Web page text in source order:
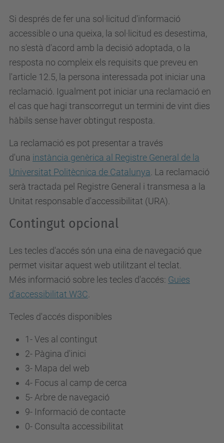
Si després de fer una sol·licitud d'informació
accessible o una queixa, la sol·licitud es desestima,
no s'està d'acord amb la decisió adoptada, o la
resposta no compleix els requisits que preveu en
l'article 12.5, la persona interessada pot iniciar una
reclamació. Igualment pot iniciar una reclamació en
el cas que hagi transcorregut un termini de vint dies
hàbils sense haver obtingut resposta.
La reclamació es pot presentar a través
d'una instància genèrica al Registre General de la
Universitat Politècnica de Catalunya . La reclamació
serà tractada pel Registre General i transmesa a la
Unitat responsable d'accessibilitat (URA).
Contingut opcional
Les tecles d'accés són una eina de navegació que
permet visitar aquest web utilitzant el teclat.
Més informació sobre les tecles d'accés: Guies
d'accessibilitat W3C
Tecles d'accés disponibles
1- Ves al contingut
2- Pàgina d'inici
3- Mapa del web
4- Focus al camp de cerca
5- Arbre de navegació
9- Informació de contacte
0- Consulta accessibilitat